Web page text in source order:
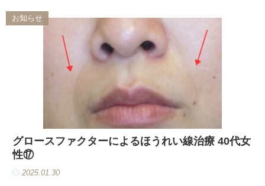
お知らせ
グロースファクターによるほうれい線治療 40代女
性⑰
2025.01.30